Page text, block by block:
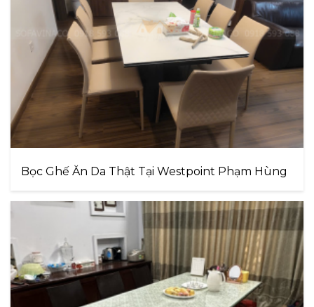
Bọc Ghế Ăn Da Thật Tại Westpoint Phạm Hùng